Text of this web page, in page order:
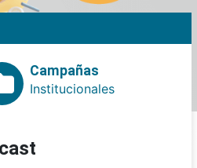
Campañas
Institucionales